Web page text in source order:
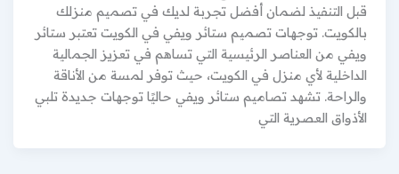
قبل التنفيذ لضمان أفضل تجربة لديك في تصميم منزلك
بالكويت. توجهات تصميم ستائر ويفي في الكويت تعتبر ستائر
ويفي من العناصر الرئيسية التي تساهم في تعزيز الجمالية
الداخلية لأي منزل في الكويت، حيث توفر لمسة من الأناقة
والراحة. تشهد تصاميم ستائر ويفي حاليًا توجهات جديدة تلبي
الأذواق العصرية التي